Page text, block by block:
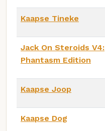
Kaapse Tineke
Jack On Steroids V4:
Phantasm Edition
Kaapse Joop
Kaapse Dog